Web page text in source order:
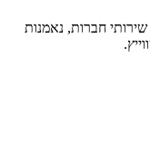
חברות, נאמנות